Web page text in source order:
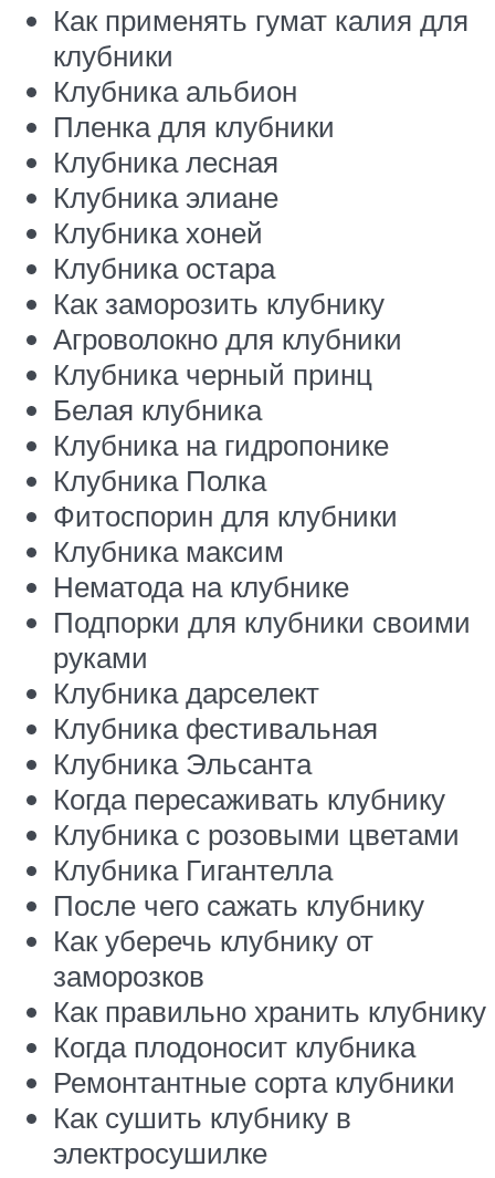
Как применять гумат калия для
клубники
Клубника альбион
Пленка для клубники
Клубника лесная
Клубника элиане
Клубника хоней
Клубника остара
Как заморозить клубнику
Агроволокно для клубники
Клубника черный принц
Белая клубника
Клубника на гидропонике
Клубника Полка
Фитоспорин для клубники
Клубника максим
Нематода на клубнике
Подпорки для клубники своими
руками
Клубника дарселект
Клубника фестивальная
Клубника Эльсанта
Когда пересаживать клубнику
Клубника с розовыми цветами
Клубника Гигантелла
После чего сажать клубнику
Как уберечь клубнику от
заморозков
Как правильно хранить клубнику
Когда плодоносит клубника
Ремонтантные сорта клубники
Как сушить клубнику в
электросушилке